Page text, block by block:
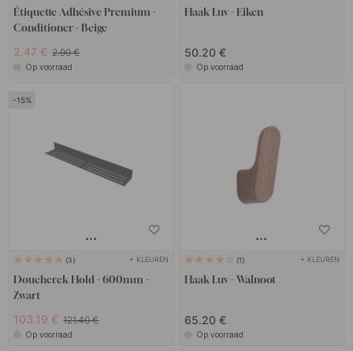
Étiquette Adhésive Premium -
Conditioner - Beige
2.47 € 2.90 €
Op voorraad
Haak Luv - Eiken
50.20 €
Op voorraad
15
3 + KLEUREN
Doucherek Hold - 600mm -
Zwart
103.19 € 121.40 €
Op voorraad
1 + KLEUREN
Haak Luv - Walnoot
65.20 €
Op voorraad